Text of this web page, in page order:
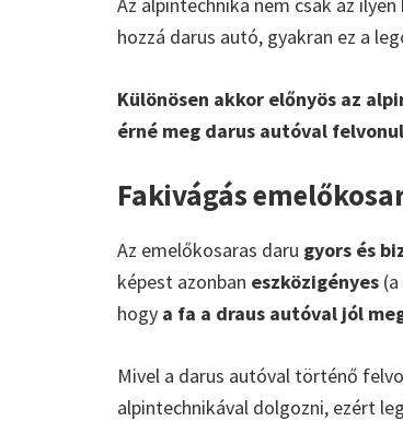
hozzá darus autó, gyakran ez a
Különösen akkor előnyös az
érné meg darus autóval
Fakivágás
Az emelőkosaras daru gyors és
képest azonban eszközigényes
hogy a fa a draus autóval jól
Mivel a darus autóval történő
alpintechnikával dolgozni, ezért